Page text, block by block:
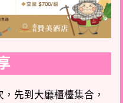
先到大廳櫃檯集合，